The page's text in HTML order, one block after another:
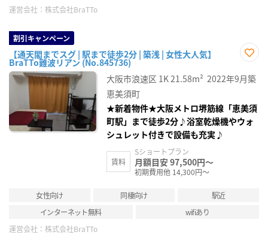
運営会社： 株式会社BraTTo
割引キャンペーン
【通天閣までスグ | 駅まで徒歩2分 | 築浅 | 女性大人気】
BraTTo難波リアン (No.845736)
に入
り登
大阪市浪速区 1K21.58m² 2022年9月築
恵美須町
★新着物件★大阪メトロ堺筋線「恵美須
町駅」まで徒歩2分♪浴室乾燥機やウォ
シュレット付きで設備も充実♪
賃料
Sショートプラン
月額目安 97,500円～
初期費用他 14,300円～
女性向け 同棲向け
駅近
インターネット無料
wifiあり
運営会社： 株式会社BraTTo